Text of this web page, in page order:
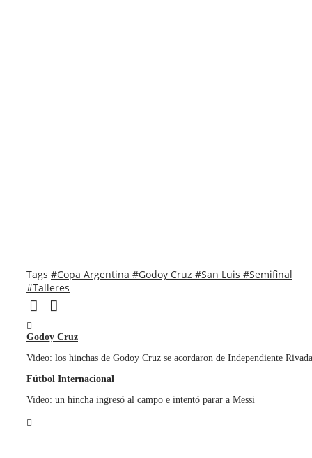
Tags #Copa Argentina #Godoy Cruz #San Luis #Semifinal
#Talleres
Godoy Cruz
Video: los hinchas de Godoy Cruz se acordaron de Independiente
Fútbol Internacional
Video: un hincha ingresó al campo e intentó parar a Messi